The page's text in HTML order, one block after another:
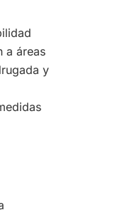
a áreas
y